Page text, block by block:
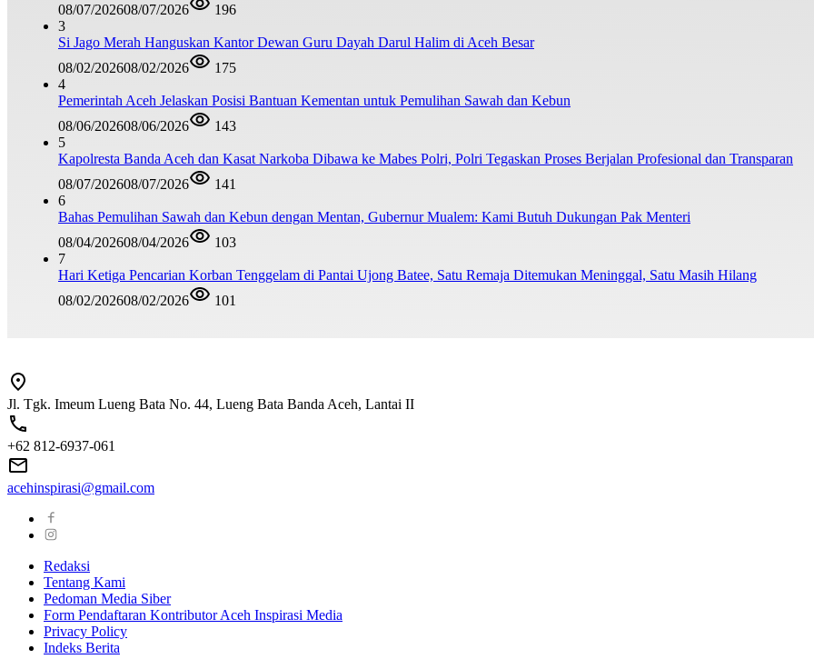
08/07/202608/07/2026
196
3
Si Jago Merah Hanguskan Kantor Dewan Guru Dayah Darul Halim di Aceh Besar
08/02/202608/02/2026
175
4
Pemerintah Aceh Jelaskan Posisi Bantuan Kementan untuk Pemulihan Sawah dan Kebun
08/06/202608/06/2026
143
5
Kapolresta Banda Aceh dan Kasat Narkoba Dibawa ke Mabes Polri, Polri Tegaskan Proses Berjalan Profesional dan Transparan
08/07/202608/07/2026
141
6
Bahas Pemulihan Sawah dan Kebun dengan Mentan, Gubernur Mualem: Kami Butuh Dukungan Pak Menteri
08/04/202608/04/2026
103
7
Hari Ketiga Pencarian Korban Tenggelam di Pantai Ujong Batee, Satu Remaja Ditemukan Meninggal, Satu Masih Hilang
08/02/202608/02/2026 101
Jl. Tgk. Imeum Lueng Bata No. 44, Lueng Bata Banda Aceh, Lantai II
+62 812-6937-061
acehinspirasi@gmail.com
Redaksi
Tentang Kami
Pedoman Media Siber
Form Pendaftaran Kontributor Aceh Inspirasi Media
Privacy Policy
Indeks Berita